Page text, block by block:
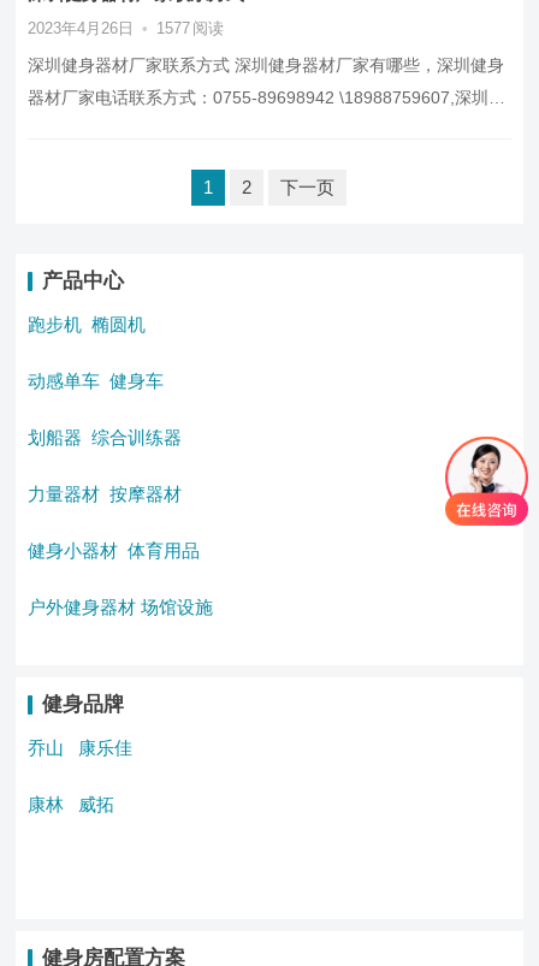
2023年4月26日 • 1577 阅读
深圳健身器材厂家联系方式 深圳健身器材厂家有哪些，深圳健身
器材厂家电话联系方式：0755-89698942 \18988759607,深圳
1 2 下一页
产品中心
跑步机 椭圆机
动感单车 健身车
划船器 综合训练器
力量器材 按摩器材
健身小器材 体育用品
户外健身器材 场馆设施
健身品牌
乔山 康乐佳
康林 威拓
健身房配置方案